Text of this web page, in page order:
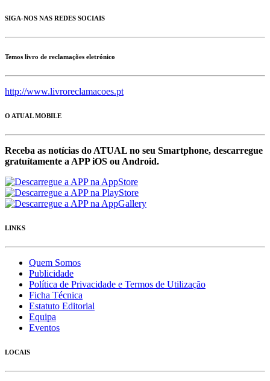
SIGA-NOS NAS REDES SOCIAIS
Temos livro de reclamações eletrónico
http://www.livroreclamacoes.pt
O ATUAL MOBILE
Receba as notícias do ATUAL no seu Smartphone, descarregue
gratuítamente a APP iOS ou Android.
LINKS
Quem Somos
Publicidade
Política de Privacidade e Termos de Utilização
Ficha Técnica
Estatuto Editorial
Equipa
Eventos
LOCAIS